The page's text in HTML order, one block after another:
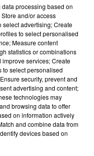
de chiens
commune de
passés à côté
voiture chute
processing based on
and/or access
select advertising; Create
to select personalised
Measure content
statistics or combinations
services; Create
to select personalised
security, prevent and
advertising and content;
technologies may
browsing data to offer
on information actively
and combine data from
devices based on